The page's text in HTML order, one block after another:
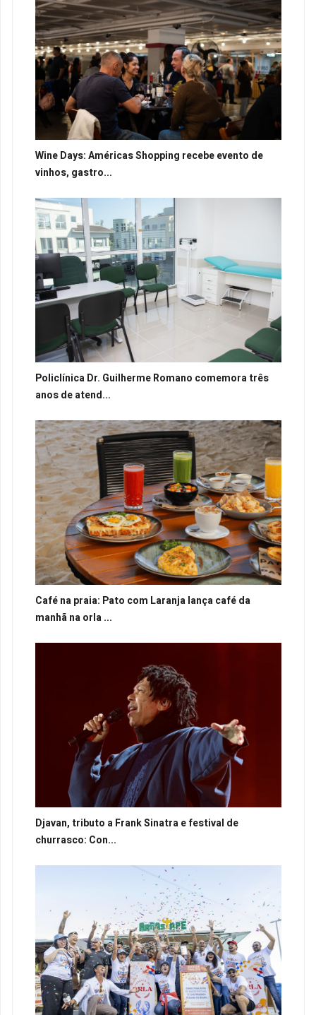
Wine Days: Américas Shopping recebe evento de
vinhos, gastro...
Policlínica Dr. Guilherme Romano comemora três
anos de atend...
Café na praia: Pato com Laranja lança café da
manhã na orla ...
Djavan, tributo a Frank Sinatra e festival de
churrasco: Con...